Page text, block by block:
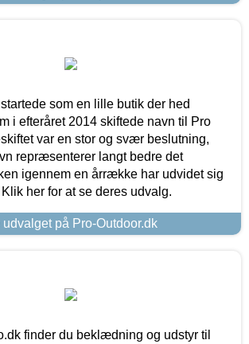
som en lille butik der hed
i efteråret 2014 skiftede navn til Pro
var en stor og svær beslutning,
repræsenterer langt bedre det
igennem en årrække har udvidet sig
her for at se deres udvalg.
udvalget på Pro-Outdoor.dk
finder du beklædning og udstyr til